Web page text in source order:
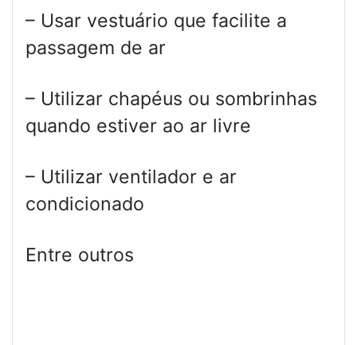
– Usar vestuário que facilite a
passagem de ar
– Utilizar chapéus ou sombrinhas
quando estiver ao ar livre
– Utilizar ventilador e ar
condicionado
Entre outros